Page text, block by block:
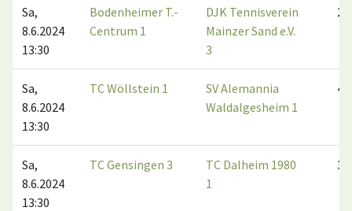
Sa,
8.6.2024
13:30
Bodenheimer T.-
Centrum 1
DJK Tennisverein
Mainzer Sand e.V.
3
2:4
Sa,
8.6.2024
13:30
TC Wöllstein 1
SV Alemannia
Waldalgesheim 1
4:2
Sa,
8.6.2024
13:30
TC Gensingen 3
TC Dalheim 1980
1
3:3